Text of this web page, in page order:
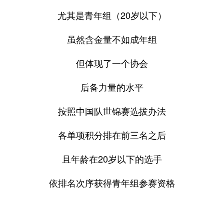
尤其是青年组（20岁以下）
虽然含金量不如成年组
但体现了一个协会
后备力量的水平
按照中国队世锦赛选拔办法
各单项积分排在前三名之后
且年龄在20岁以下的选手
依排名次序获得青年组参赛资格